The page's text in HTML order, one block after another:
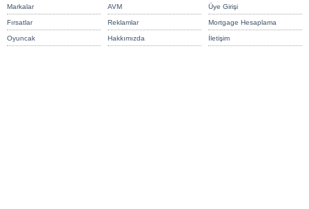
Markalar AVM Üye Girişi
Fırsatlar Reklamlar Mortgage Hesaplama
Oyuncak Hakkımızda İletişim